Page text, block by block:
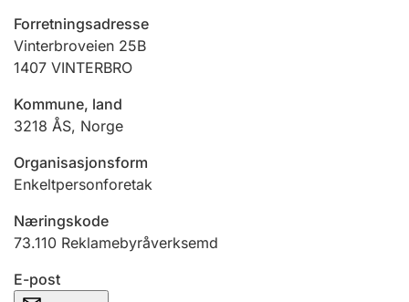
Jeger
Betaling og jegeravgiftskort
Ektepaktrettleiaren
Andre tema
Forretningsadresse
Vinterbroveien 25B
1407 VINTERBRO
Kommune, land
3218 ÅS, Norge
Organisasjonsform
Enkeltpersonforetak
Næringskode
73.110 Reklamebyråverksemd
E-post